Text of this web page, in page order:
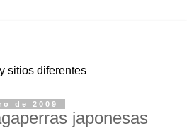
sitios diferentes
de 2009
japonesas